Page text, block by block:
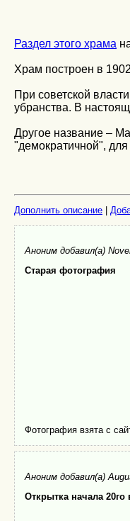
Раздел этого храма
Храм построен в 1902
При советской
убранства. В
Другое название –
"демократичной",
Дополнить описание
Аноним добавил(а)
Старая фотография
Фотография взята с
Аноним добавил(а)
Открытка начала 20го